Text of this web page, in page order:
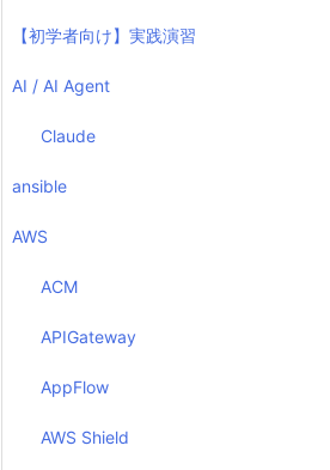
【初学者向け】実践演習
AI / AI Agent
Claude
ansible
AWS
ACM
APIGateway
AppFlow
AWS Shield